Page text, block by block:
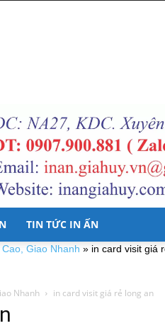
TIN TỨC IN ẤN
Giao Nhanh » in card visit giá
Nhanh in card visit giá rẻ long an